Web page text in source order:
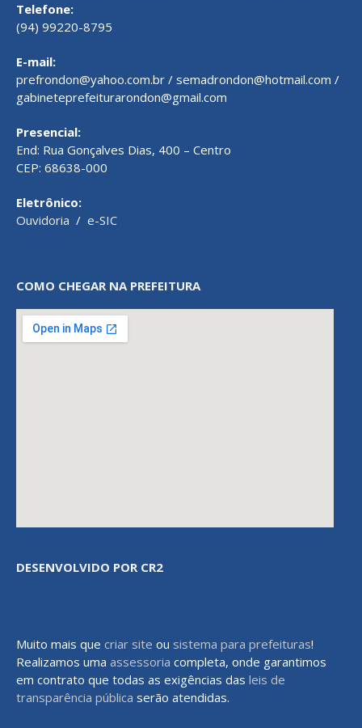
Telefone:
(94) 99220-8795
E-mail:
prefrondon@yahoo.com.br / semadrondon@hotmail.com /
gabineteprefeiturarondon@gmail.com
Presencial:
End: Rua Gonçalves Dias, 400 – Centro
CEP: 68638-000
Eletrônico:
Ouvidoria / e-SIC
COMO CHEGAR NA PREFEITURA
DESENVOLVIDO POR CR2
Muito mais que criar site ou sistema para prefeituras!
Realizamos uma assessoria completa, onde garantimos
em contrato que todas as exigências das leis de
transparência pública serão atendidas.